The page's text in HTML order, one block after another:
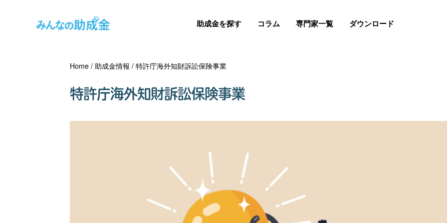
助成金を探す コラム 専門家一覧 ダウンロード
Home /助成金情報 /特許庁海外知財訴訟保険事業
特許庁海外知財訴訟保険事業